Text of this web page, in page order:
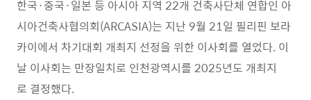
한국·중국·일본 등 아시아 지역 22개 건축사단체 연합인 아
시아건축사협의회(ARCASIA)는 지난 9월 21일 필리핀 보라
카이에서 차기대회 개최지 선정을 위한 이사회를 열었다. 이
날 이사회는 만장일치로 인천광역시를 2025년도 개최지
로 결정했다.